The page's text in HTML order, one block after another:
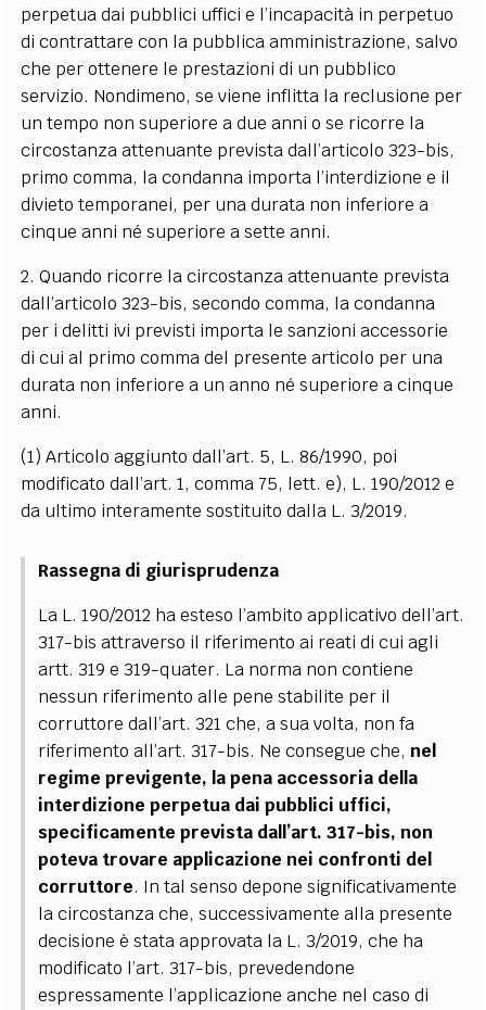
perpetua dai pubblici uffici e l’incapacità in perpetuo
di contrattare con la pubblica amministrazione, salvo
che per ottenere le prestazioni di un pubblico
servizio. Nondimeno, se viene inflitta la reclusione per
un tempo non superiore a due anni o se ricorre la
circostanza attenuante prevista dall’articolo 323-bis,
primo comma, la condanna importa l’interdizione e il
divieto temporanei, per una durata non inferiore a
cinque anni né superiore a sette anni.
2. Quando ricorre la circostanza attenuante prevista
dall’articolo 323-bis, secondo comma, la condanna
per i delitti ivi previsti importa le sanzioni accessorie
di cui al primo comma del presente articolo per una
durata non inferiore a un anno né superiore a cinque
anni.
(1) Articolo aggiunto dall’art. 5, L. 86/1990, poi
modificato dall’art. 1, comma 75, lett. e), L. 190/2012 e
da ultimo interamente sostituito dalla L. 3/2019.
Rassegna di giurisprudenza
La L. 190/2012 ha esteso l’ambito applicativo dell’art.
317-bis attraverso il riferimento ai reati di cui agli
artt. 319 e 319-quater. La norma non contiene
nessun riferimento alle pene stabilite per il
corruttore dall’art. 321 che, a sua volta, non fa
riferimento all’art. 317-bis. Ne consegue che, nel
regime previgente, la pena accessoria della
interdizione perpetua dai pubblici uffici,
specificamente prevista dall’art. 317-bis, non
poteva trovare applicazione nei confronti del
corruttore. In tal senso depone significativamente
la circostanza che, successivamente alla presente
decisione è stata approvata la L. 3/2019, che ha
modificato l’art. 317-bis, prevedendone
espressamente l’applicazione anche nel caso di